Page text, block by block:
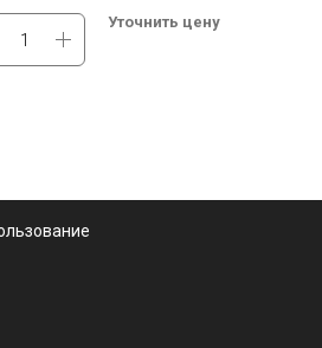
Side Voltage (В): Dual-Channel
Side Voltage (В)2: 1700 В
Уточнить цену